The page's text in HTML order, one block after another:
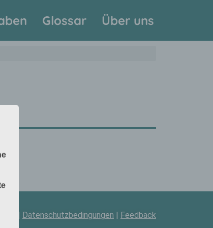
Glossar Über uns
Datenschutzbedingungen Feedback